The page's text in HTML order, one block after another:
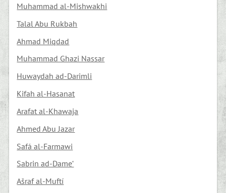
Muhammad al-Mishwakhi
Talal Abu Rukbah
Ahmad Miqdad
Muhammad Ghazi Nassar
Huwaydah ad-Darimli
Kifah al-Hasanat
Arafat al-Khawaja
Ahmed Abu Jazar
Safá al-Farmawi
Sabrin ad-Dame‘
Ašraf al-Muftí